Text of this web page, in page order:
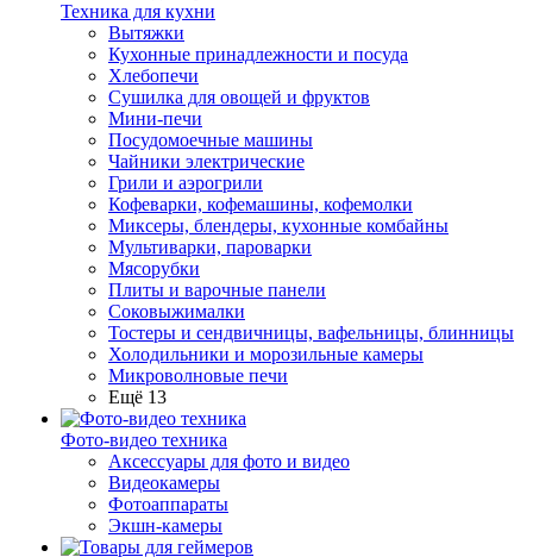
Техника для кухни
Вытяжки
Кухонные принадлежности и посуда
Хлебопечи
Сушилка для овощей и фруктов
Мини-печи
Посудомоечные машины
Чайники электрические
Грили и аэрогрили
Кофеварки, кофемашины, кофемолки
Миксеры, блендеры, кухонные комбайны
Мультиварки, пароварки
Мясорубки
Плиты и варочные панели
Соковыжималки
Тостеры и сендвичницы, вафельницы, блинницы
Холодильники и морозильные камеры
Микроволновые печи
Ещё 13
Фото-видео техника
Аксессуары для фото и видео
Видеокамеры
Фотоаппараты
Экшн-камеры